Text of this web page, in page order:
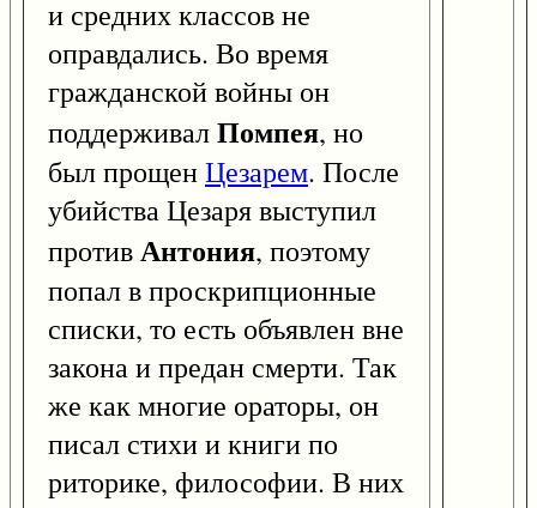
и средних классов не
оправдались. Во время
гражданской войны он
поддерживалПомпея, но
был прощенЦезарем. После
убийства Цезаря выступил
противАнтония, поэтому
попал в проскрипционные
списки, то есть объявлен вне
закона и предан смерти. Так
же как многие ораторы, он
писал стихи и книги по
риторике, философии. В них